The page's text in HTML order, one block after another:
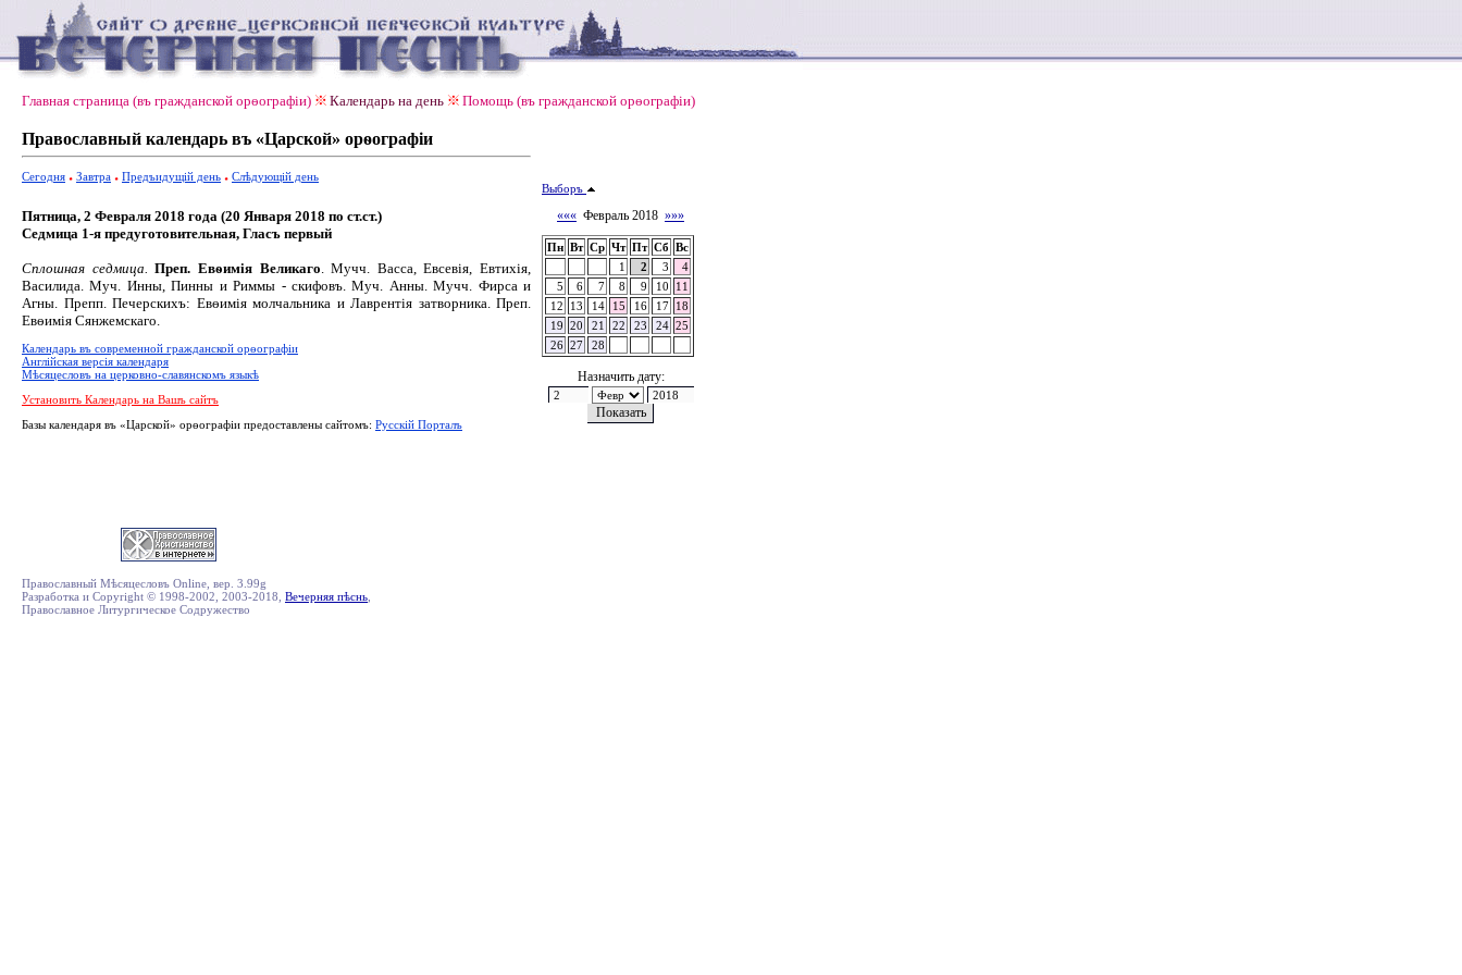
Главная страница (въ гражданской орѳографiи) Календарь на день Помощь (въ гражданской орѳографiи)
Православный календарь въ «Царской» орѳографiи
Сегодня Завтра Предъидущiй день Слѣдующiй день
Пятница, 2 Февраля 2018 года (20 Января 2018 по ст.ст.)
Седмица 1-я предуготовительная, Гласъ первый
Сплошная седмица. Преп. Евѳимія Великаго . Мучч. Васса, Евсевія, Евтихія,
Василида. Муч. Инны, Пинны и Риммы - скифовъ. Муч. Анны. Мучч. Фирса и
Агны. Препп. Печерскихъ: Евѳимія молчальника и Лаврентія затворника. Преп.
Евѳимія Сянжемскаго.
Календарь въ современной гражданской орѳографiи
Англiйская версiя календаря
Мѣсяцесловъ на церковно-славянскомъ языкѣ
Установить Календарь на Вашъ сайтъ
Базы календаря въ «Царской» орѳографiи предоставлены сайтомъ: Русскiй Порталъ
Выборъ
««« Февраль 2018 »»»
Пн Вт Ср Чт Пт Сб Вс
1
2 3
4
5
6 7 8 9 10
11
12
13 14 15 16 17 18
19 20 21 22 23 24 25
26 27 28
Назначить дату:
Православный Мѣсяцесловъ Online, вер. 3.99g
Разработка и Copyright © 1998-2002, 2003-2018, Вечерняя пѣснь
Православное Литургическое Содружество